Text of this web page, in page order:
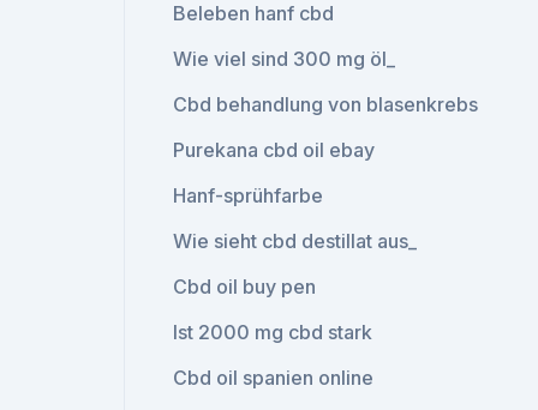
Beleben hanf cbd
Wie viel sind 300 mg öl_
Cbd behandlung von blasenkrebs
Purekana cbd oil ebay
Hanf-sprühfarbe
Wie sieht cbd destillat aus_
Cbd oil buy pen
Ist 2000 mg cbd stark
Cbd oil spanien online